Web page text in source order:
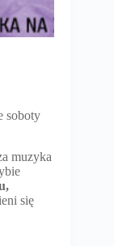
soboty
muzyka
się